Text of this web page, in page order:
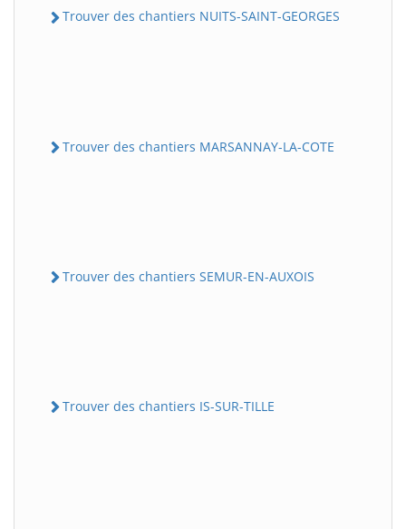
Trouver des chantiers NUITS-SAINT-GEORGES
Trouver des chantiers MARSANNAY-LA-COTE
Trouver des chantiers SEMUR-EN-AUXOIS
Trouver des chantiers IS-SUR-TILLE